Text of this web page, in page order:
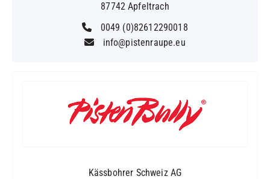
87742 Apfeltrach
0049 (0)82612290018
info@pistenraupe.eu
Kässbohrer Schweiz AG